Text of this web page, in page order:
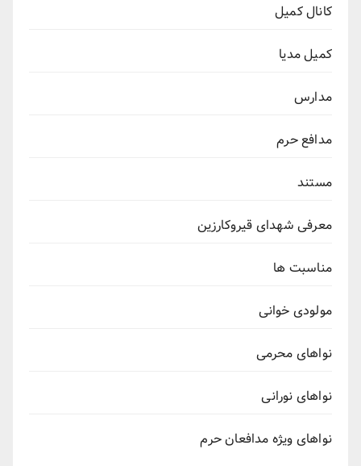
کانال کمیل
کمیل مدیا
مدارس
مدافع حرم
مستند
معرفی شهدای قیروکارزین
مناسبت ها
مولودی خوانی
نواهای محرمی
نواهای نورانی
نواهای ویژه مدافعان حرم